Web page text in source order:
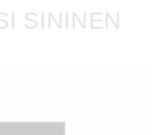
SININEN